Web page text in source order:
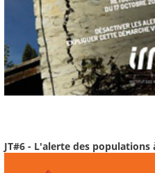
JT#6 - L'alerte des populations